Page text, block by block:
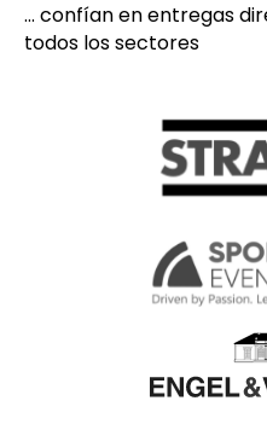
... confían en entregas
todos los sectores